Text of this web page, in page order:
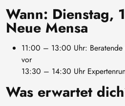
Wann: Dienstag,
Neue Mensa
11:00 – 13:00 Uhr: Beratende
vor
13:30 – 14:30 Uhr
Was erwartet